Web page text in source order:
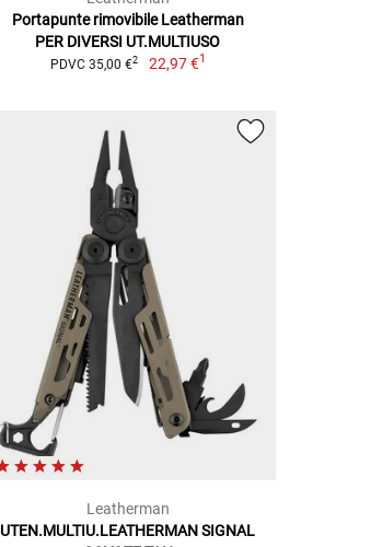
Portapunte rimovibile Leatherman
PER DIVERSI UT.MULTIUSO
PDVC 35,00 €2 22,97 €1
Leatherman
UTEN.MULTIU.LEATHERMAN SIGNAL